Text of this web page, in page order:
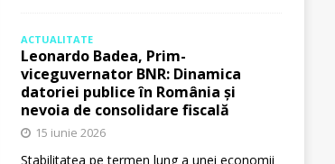
ACTUALITATE
Leonardo Badea, Prim-
viceguvernator BNR: Dinamica
datoriei publice în România și
nevoia de consolidare fiscală
15 iunie 2026
Stabilitatea pe termen lung a unei economii